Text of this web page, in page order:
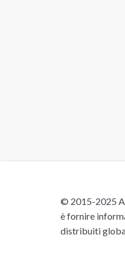
© 2015-2025
è fornire
distribuiti